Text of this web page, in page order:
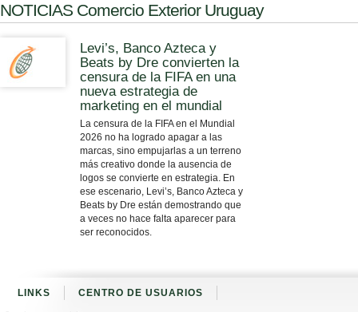
NOTICIAS Comercio Exterior Uruguay
Levi’s, Banco Azteca y
Beats by Dre convierten la
censura de la FIFA en una
nueva estrategia de
marketing en el mundial
La censura de la FIFA en el Mundial
2026 no ha logrado apagar a las
marcas, sino empujarlas a un terreno
más creativo donde la ausencia de
logos se convierte en estrategia. En
ese escenario, Levi’s, Banco Azteca y
Beats by Dre están demostrando que
a veces no hace falta aparecer para
ser reconocidos.
LINKS CENTRO DE USUARIOS